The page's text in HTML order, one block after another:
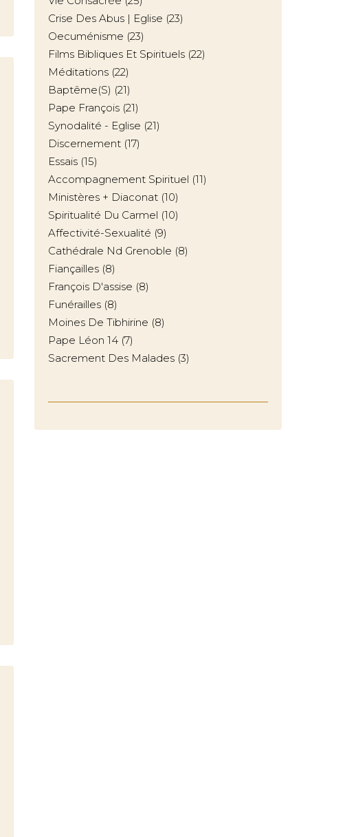
Crise Des Abus | Eglise (23)
Oecuménisme (23)
Films Bibliques Et Spirituels (22)
Méditations (22)
Baptême(s) (21)
Pape François (21)
Synodalité - Eglise (21)
Discernement (17)
Essais (15)
Accompagnement Spirituel (11)
Ministères + Diaconat (10)
Spiritualité Du Carmel (10)
Affectivité-Sexualité (9)
Cathédrale Nd Grenoble (8)
Fiançailles (8)
François D'assise (8)
Funérailles (8)
Moines De Tibhirine (8)
Pape Léon 14 (7)
Sacrement Des Malades (3)